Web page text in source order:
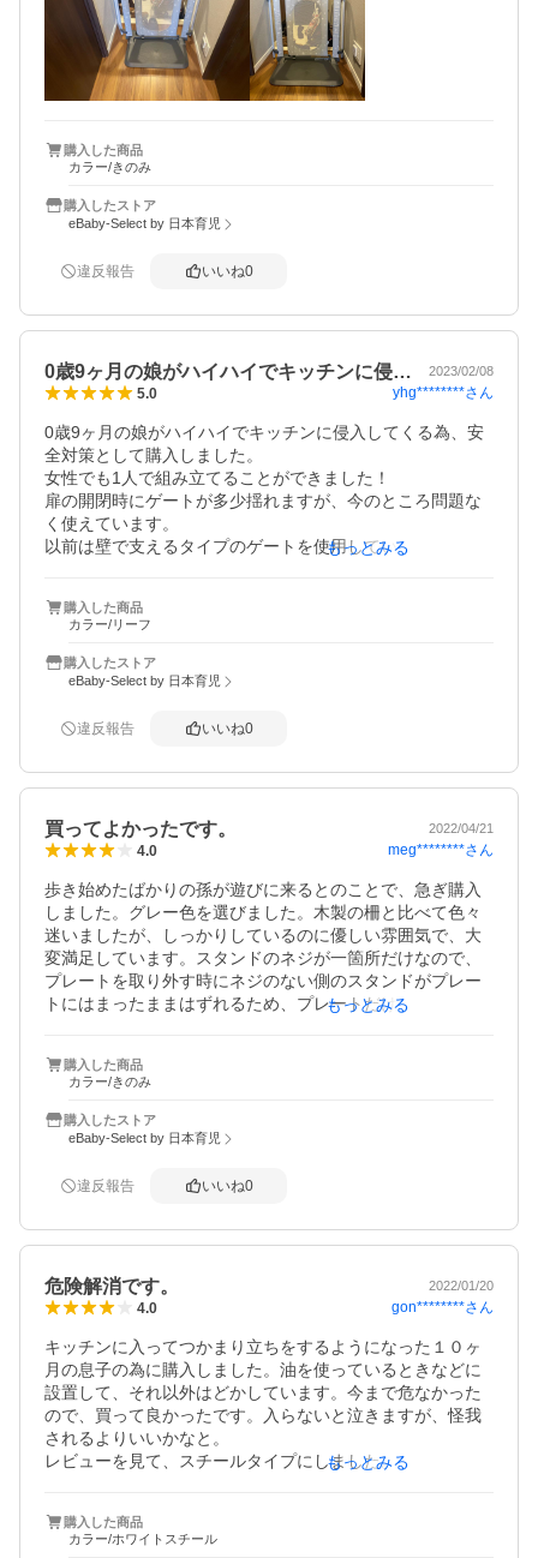
用途的には満足してます。
購入した商品
カラー/きのみ
購入したストア
eBaby-Select by 日本育児
違反報告 いいね0
0歳9ヶ月の娘がハイハイでキッチンに侵… 2023/02/08
5.0 yhg********さん
0歳9ヶ月の娘がハイハイでキッチンに侵入してくる為、安
全対策として購入しました。
女性でも1人で組み立てることができました！
扉の開閉時にゲートが多少揺れますが、今のところ問題な
く使えています。
以前は壁で支えるタイプのゲートを使用していて壁紙が剥
た。
もっとみる
購入した商品
カラー/リーフ
購入したストア
eBaby-Select by 日本育児
違反報告 いいね0
買ってよかったです。 2022/04/21
4.0 meg********さん
歩き始めたばかりの孫が遊びに来るとのことで、急ぎ購入
しました。グレー色を選びました。木製の柵と比べて色々
迷いましたが、しっかりしているのに優しい雰囲気で、大
変満足しています。スタンドのネジが一箇所だけなので、
プレートを取り外す時にネジのない側のスタンドがプレー
トにはまったままはずれるため、プレートだけを外しづら
もっとみる
購入した商品
カラー/きのみ
購入したストア
eBaby-Select by 日本育児
違反報告 いいね0
危険解消です。 2022/01/20
4.0 gon********さん
キッチンに入ってつかまり立ちをするようになった１０ヶ
月の息子の為に購入しました。油を使っているときなどに
設置して、それ以外はどかしています。今まで危なかった
ので、買って良かったです。入らないと泣きますが、怪我
されるよりいいかなと。
レビューを見て、スチールタイプにしました。ずっしりし
もっとみる
購入した商品
カラー/ホワイトスチール